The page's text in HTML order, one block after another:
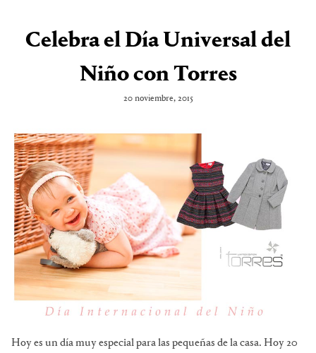
Celebra el Día Universal del
Niño con Torres
20 noviembre, 2015
Hoy es un día muy especial para las pequeñas de la casa. Hoy 20